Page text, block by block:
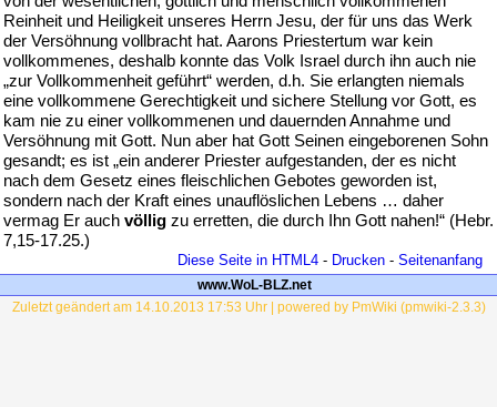
Reinheit und Heiligkeit unseres Herrn Jesu, der für uns das Werk
der Versöhnung vollbracht hat. Aarons Priestertum war kein
vollkommenes, deshalb konnte das Volk Israel durch ihn auch nie
„zur Vollkommenheit geführt“ werden, d.h. Sie erlangten niemals
eine vollkommene Gerechtigkeit und sichere Stellung vor Gott, es
kam nie zu einer vollkommenen und dauernden Annahme und
Versöhnung mit Gott. Nun aber hat Gott Seinen eingeborenen Sohn
gesandt; es ist „ein anderer Priester aufgestanden, der es nicht
nach dem Gesetz eines fleischlichen Gebotes geworden ist,
sondern nach der Kraft eines unauflöslichen Lebens … daher
vermag Er auch völlig zu erretten, die durch Ihn Gott nahen!“ (Hebr.
7,15-17.25.)
Diese Seite in HTML4 - Drucken - Seitenanfang
www.WoL-BLZ.net
Zuletzt geändert am 14.10.2013 17:53 Uhr | powered by PmWiki (pmwiki-2.3.3)